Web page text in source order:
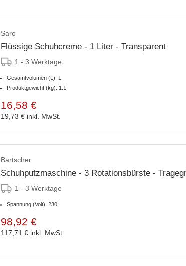
Saro
Flüssige Schuhcreme - 1 Liter - Transparent
1 - 3 Werktage
Gesamtvolumen (L): 1
Produktgewicht (kg): 1.1
16,58 €
19,73 € inkl. MwSt.
Bartscher
Schuhputzmaschine - 3 Rotationsbürste -
1 - 3 Werktage
Spannung (Volt): 230
98,92 €
117,71 € inkl. MwSt.